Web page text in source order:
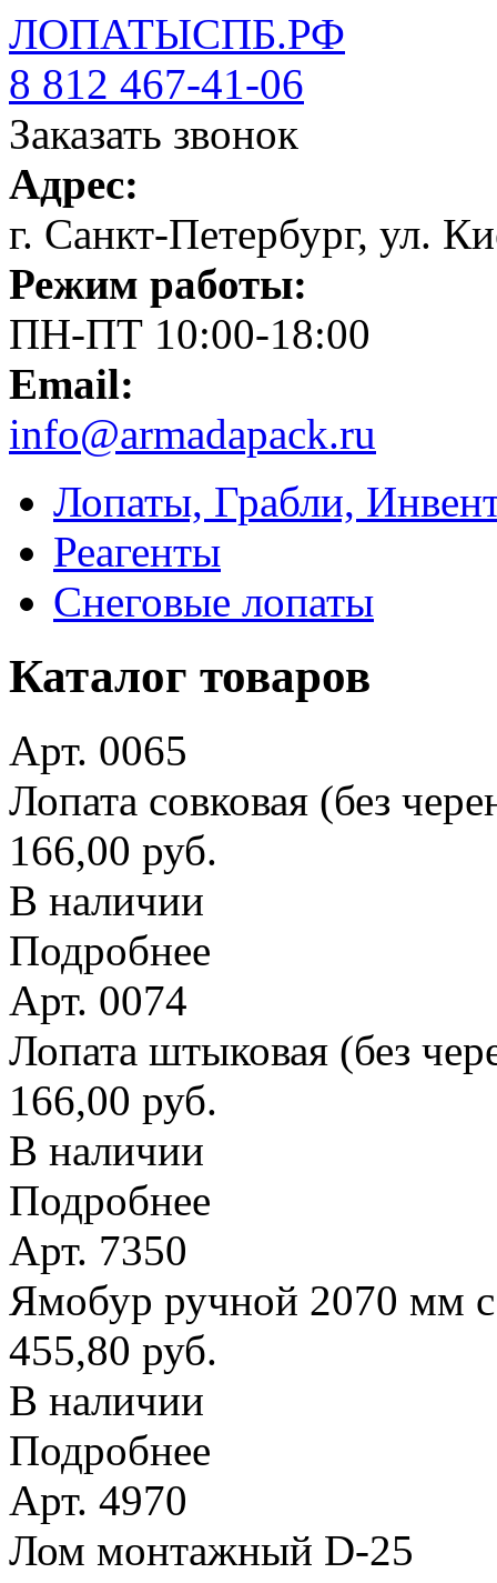
ЛОПАТЫСПБ.РФ
8 812 467-41-06
Заказать звонок
Адрес:
г. Санкт-Петербург, ул.
Режим работы:
ПН-ПТ 10:00-18:00
Email:
info@armadapack.ru
Лопаты, Грабли,
Реагенты
Снеговые лопаты
Каталог товаров
Арт. 0065
Лопата совковая (без
166,00 руб.
В наличии
Подробнее
Арт. 0074
Лопата штыковая (без
166,00 руб.
В наличии
Подробнее
Арт. 7350
Ямобур ручной 2070 мм
455,80 руб.
В наличии
Подробнее
Арт. 4970
Лом монтажный D-25